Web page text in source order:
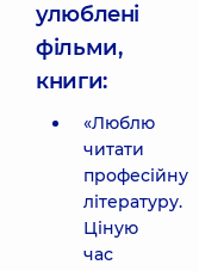
улюблені
фільми,
книги:
«Люблю
читати
професійну
літературу.
Ціную
час